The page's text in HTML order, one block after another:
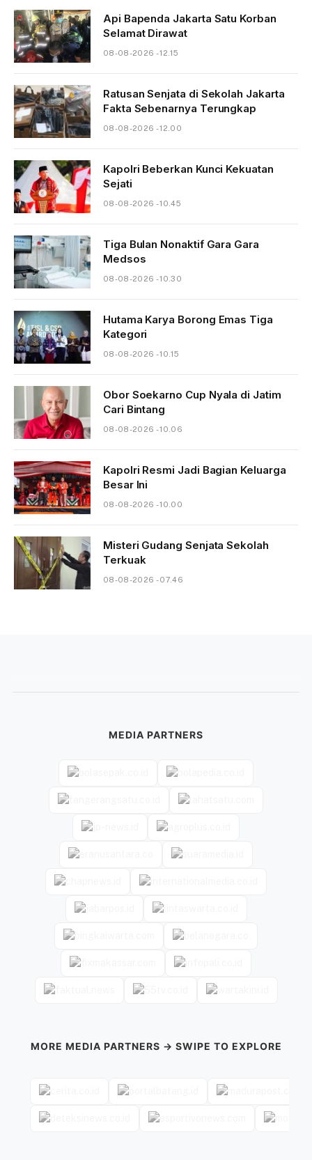
Api Bapenda Jakarta Satu Korban
Selamat Dirawat
08-08-2026 - 12.15
Ratusan Senjata di Sekolah Jakarta
Fakta Sebenarnya Terungkap
08-08-2026 - 12.00
Kapolri Beberkan Kunci Kekuatan
Sejati
08-08-2026 - 10.45
Tiga Bulan Nonaktif Gara Gara
Medsos
08-08-2026 - 10.30
Hutama Karya Borong Emas Tiga
Kategori
08-08-2026 - 10.15
Obor Soekarno Cup Nyala di Jatim
Cari Bintang
08-08-2026 - 10.06
Kapolri Resmi Jadi Bagian Keluarga
Besar Ini
08-08-2026 - 10.00
Misteri Gudang Senjata Sekolah
Terkuak
08-08-2026 - 07.46
MEDIA PARTNERS
MORE MEDIA PARTNERS → SWIPE TO EXPLORE